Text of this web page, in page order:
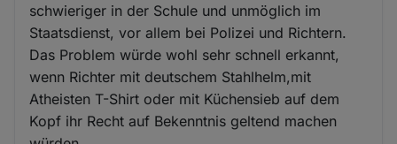
schwieriger in der Schule und unmöglich im
Staatsdienst, vor allem bei Polizei und Richtern.
Das Problem würde wohl sehr schnell erkannt,
wenn Richter mit deutschem Stahlhelm,mit
Atheisten T-Shirt oder mit Küchensieb auf dem
Kopf ihr Recht auf Bekenntnis geltend machen